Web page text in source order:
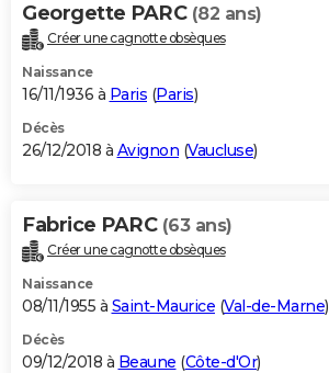
Georgette PARC (82 ans)
Créer une cagnotte obsèques
Naissance
16/11/1936 à Paris (Paris)
Décès
26/12/2018 à Avignon (Vaucluse)
Fabrice PARC (63 ans)
Créer une cagnotte obsèques
Naissance
08/11/1955 à Saint-Maurice (Val-de-Marne)
Décès
09/12/2018 à Beaune (Côte-d'Or)